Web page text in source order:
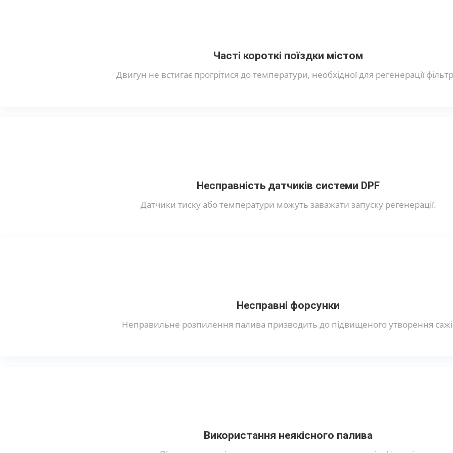
Часті короткі поїздки містом
Двигун не встигає прогрітися до температури, необхідної для регенерації
Несправність датчиків системи DPF
Датчики тиску або температури можуть заважати запуску регенерації.
Несправні форсунки
Неправильне розпилення палива призводить до підвищеного утворення
Використання неякісного палива